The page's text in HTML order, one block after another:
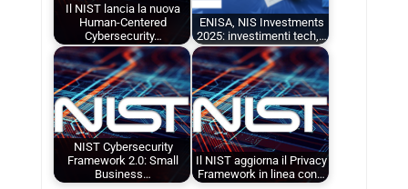
Il NIST lancia la nuova
Human-Centered
Cybersecurity…
ENISA, NIS Investments
2025: investimenti tech,…
NIST Cybersecurity
Framework 2.0: Small
Business…
Il NIST aggiorna il Privacy
Framework in linea con…